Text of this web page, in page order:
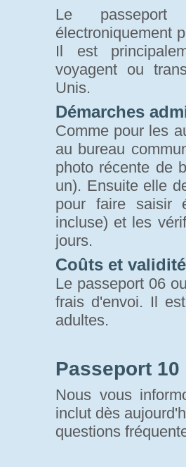
Le
électroniquement
Il est
voyagent ou
Unis.
Démarches
Comme pour les
au bureau
photo récente de
un). Ensuite elle
pour faire saisir
incluse) et les
jours.
Coûts et
Le passeport 06
frais d'envoi. Il
adultes.
Passeport 10
Nous vous
inclut dès
questions